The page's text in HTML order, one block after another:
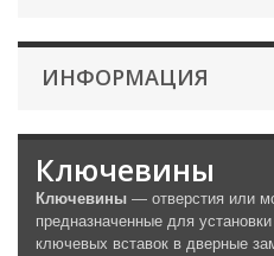
ИНФОРМАЦИЯ
Ключевины
Ключевины — отверстия или
предназначенные для
ключевых вставок в дверные